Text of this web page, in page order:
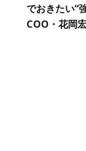
でおきたい“
COO・花岡